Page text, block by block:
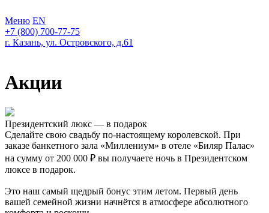
Меню EN
+7 (800) 700-77-75
г. Казань, ул. Островского, д.61
Акции
Президентский люкс — в подарок
Сделайте свою свадьбу по-настоящему королевской. При
заказе банкетного зала «Миллениум» в отеле «Биляр Палас»
на сумму от 200 000 ₽ вы получаете ночь в Президентском
люксе в подарок.
Это наш самый щедрый бонус этим летом. Первый день
вашей семейной жизни начнётся в атмосфере абсолютного